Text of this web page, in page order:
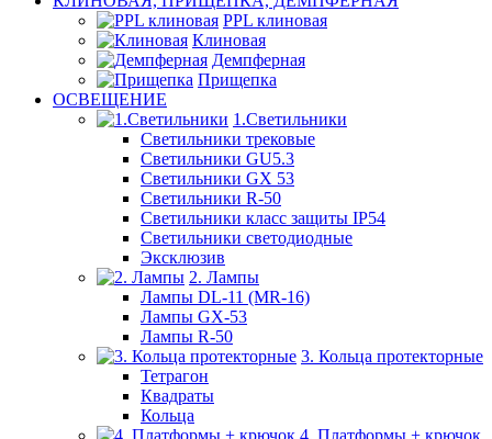
PPL клиновая
Клиновая
Демпферная
Прищепка
ОСВЕЩЕНИЕ
1.Светильники
Светильники трековые
Светильники GU5.3
Светильники GX 53
Светильники R-50
Светильники класс защиты IP54
Светильники светодиодные
Эксклюзив
2. Лампы
Лампы DL-11 (MR-16)
Лампы GX-53
Лампы R-50
3. Кольца протекторные
Тетрагон
Квадраты
Кольца
4. Платформы + крючок